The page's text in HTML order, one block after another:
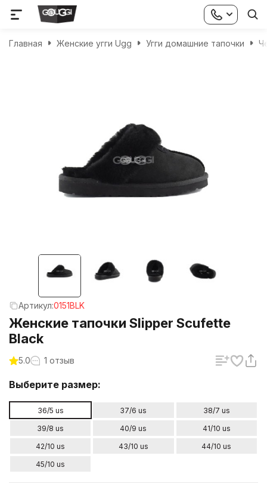
Главная Женские угги Ugg Угги домашние тапочки
Артикул:0151BLK
Женские тапочки Slipper Scufette
Black
5.0 1 отзыв
Выберите размер:
36/5 us 37/6 us
38/7 us
39/8 us
40/9 us
41/10 us
42/10 us
43/10 us
44/10 us
45/10 us